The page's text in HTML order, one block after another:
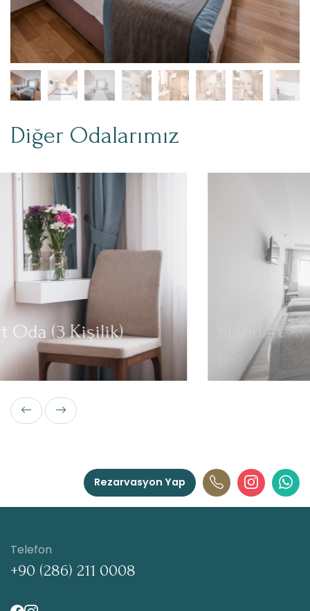
Diğer Odalarımız
Standart Ayrı Yataklı Oda
14m2
Rezarvasyon Yap
Telefon
+90 (286) 211 0008